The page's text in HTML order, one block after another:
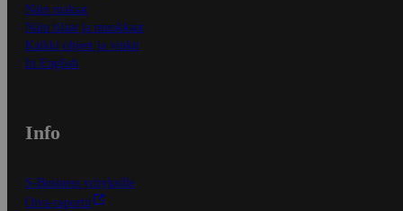
Näin maksat
Näin tilaat ja muokkaat
Kaikki ohjeet ja vinkit
In English
Info
S-Business yrityksille
Oiva-raportit